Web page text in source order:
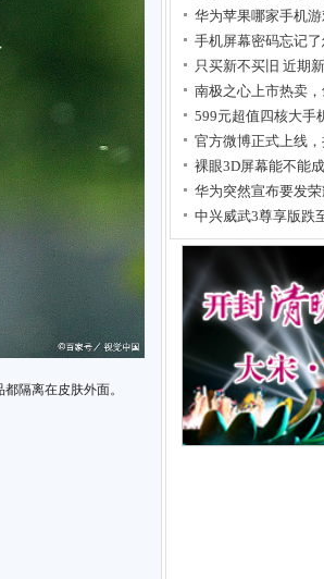
隔离在皮肤外面。
华为苹果哪家手机
手机屏幕密码忘记
只买新不买旧 近期
南极之心上市热卖
599元超值四核大手
官方微博正式上线
裸眼3D屏幕能不能
华为突然宣布要发荣
中兴威武3尊享版跌